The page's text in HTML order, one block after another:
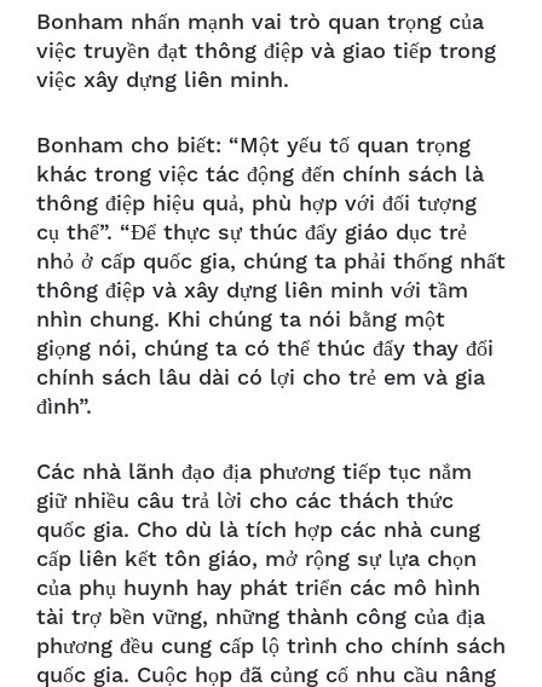
Bonham nhấn mạnh vai trò quan trọng của
việc truyền đạt thông điệp và giao tiếp trong
việc xây dựng liên minh.
Bonham cho biết: “Một yếu tố quan trọng
khác trong việc tác động đến chính sách là
thông điệp hiệu quả, phù hợp với đối tượng
cụ thể”. “Để thực sự thúc đẩy giáo dục trẻ
nhỏ ở cấp quốc gia, chúng ta phải thống nhất
thông điệp và xây dựng liên minh với tầm
nhìn chung. Khi chúng ta nói bằng một
giọng nói, chúng ta có thể thúc đẩy thay đổi
chính sách lâu dài có lợi cho trẻ em và gia
đình”.
Các nhà lãnh đạo địa phương tiếp tục nắm
giữ nhiều câu trả lời cho các thách thức
quốc gia. Cho dù là tích hợp các nhà cung
cấp liên kết tôn giáo, mở rộng sự lựa chọn
của phụ huynh hay phát triển các mô hình
tài trợ bền vững, những thành công của địa
phương đều cung cấp lộ trình cho chính sách
quốc gia. Cuộc họp đã củng cố nhu cầu nâng